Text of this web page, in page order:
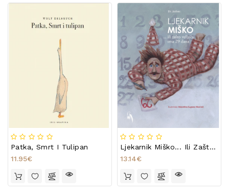
Patka, Smrt I Tulipan
11.95€
Ljekarnik Miško... Ili Zašto Veljača Ima 29 Dana
13.14€